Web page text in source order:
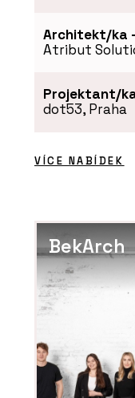
Architekt/ka
Atribut
Projektant/
dot53, Praha
VÍCE NABÍDEK
BekArch